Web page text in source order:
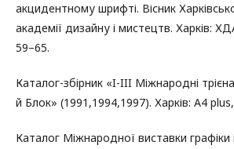
акцидентному шрифті. Вісник
академії дизайну і мистецтв. Харків:
59–65.
Каталог-збірник «I-III Міжнародні
й Блок» (1991,1994,1997). Харків: A4
Каталог Міжнародної виставки графіки